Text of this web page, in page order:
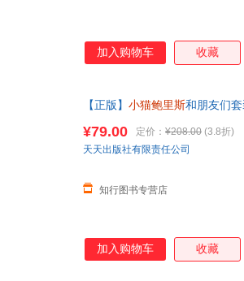
加入购物车 收藏
【正版】 小猫鲍里斯和朋友们
¥79.00 定价： ¥208.00 (3.8折)
知行图书专营店
天天出版社有限责任公司
加入购物车 收藏